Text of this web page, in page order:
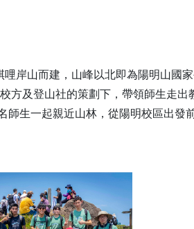
岸山而建，山峰以北即為陽明山國
及登山社的策劃下，帶領師生走出
生一起親近山林，從陽明校區出發